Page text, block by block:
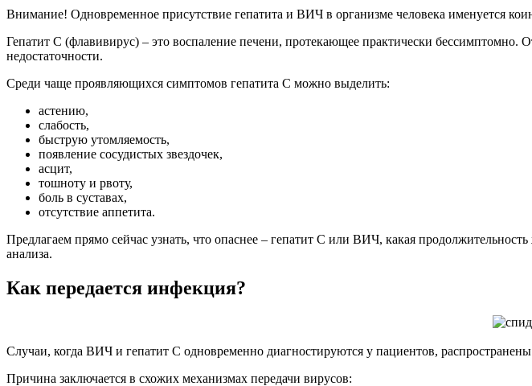
Внимание! Одновременное присутствие гепатита и ВИЧ в организме человека именуется
Гепатит С (флавивирус) – это воспаление печени, протекающее практически бессимптомно.
недостаточности.
Среди чаще проявляющихся симптомов гепатита С можно выделить:
астению,
слабость,
быструю утомляемость,
появление сосудистых звездочек,
асцит,
тошноту и рвоту,
боль в суставах,
отсутствие аппетита.
Предлагаем прямо сейчас узнать, что опаснее – гепатит С или ВИЧ, какая
анализа.
Как передается инфекция?
Случаи, когда ВИЧ и гепатит С одновременно диагностируются у пациентов,
Причина заключается в схожих механизмах передачи вирусов: